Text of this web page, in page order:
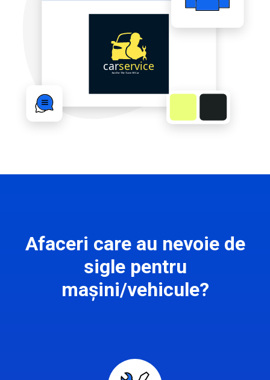
Afaceri care au nevoie de
sigle pentru
mașini/vehicule?